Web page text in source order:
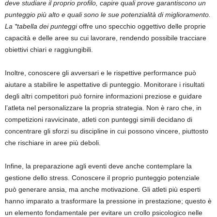
deve studiare il proprio profilo, capire quali prove garantiscono un
punteggio più alto e quali sono le sue potenzialità di miglioramento.
La *tabella dei punteggioffre uno specchio oggettivo delle proprie
capacità e delle aree su cui lavorare, rendendo possibile tracciare
obiettivi chiari e raggiungibili.
Inoltre, conoscere gli avversari e le rispettive performance può
aiutare a stabilire le aspettative di punteggio. Monitorare i risultati
degli altri competitori può fornire informazioni preziose e guidare
l’atleta nel personalizzare la propria strategia. Non è raro che, in
competizioni ravvicinate, atleti con punteggi simili decidano di
concentrare gli sforzi su discipline in cui possono vincere, piuttosto
che rischiare in aree più deboli.
Infine, la preparazione agli eventi deve anche contemplare la
gestione dello stress. Conoscere il proprio punteggio potenziale
può generare ansia, ma anche motivazione. Gli atleti più esperti
hanno imparato a trasformare la pressione in prestazione; questo è
un elemento fondamentale per evitare un crollo psicologico nelle